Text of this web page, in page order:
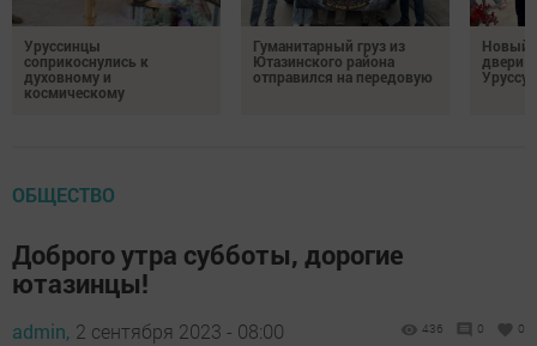
Уруссинцы
соприкоснулись к
духовному и
космическому
Гуманитарный груз из
Ютазинского района
отправился на передовую
Новый
двери
Уруссу
ОБЩЕСТВО
Доброго утра субботы, дорогие
ютазинцы!
admin, 2 сентября 2023 - 08:00 436 0 0